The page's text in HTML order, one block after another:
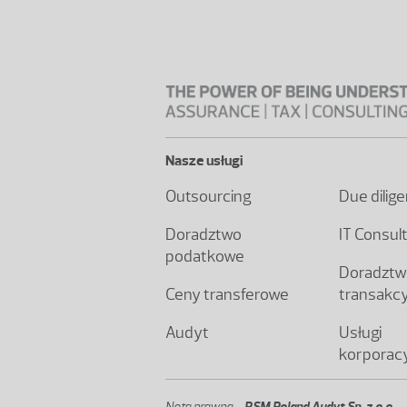
Nasze usługi
Outsourcing
Doradztwo
podatkowe
Ceny transferowe
Audyt
Due
IT
Usługi